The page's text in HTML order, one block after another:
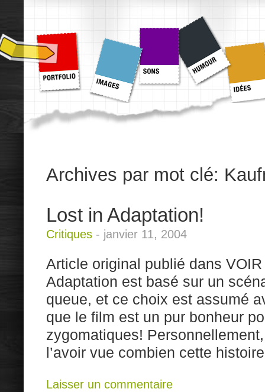
Archives par mot clé:
Lost in Adaptation!
Critiques - janvier 11, 2004
Article original publié dans
Adaptation est basé sur un
queue, et ce choix est assumé
que le film est un pur bonheur
zygomatiques!
l’avoir vue combien cette
Laisser un commentaire